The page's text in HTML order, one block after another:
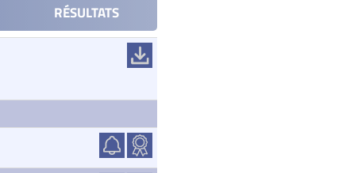
RÉSULTATS